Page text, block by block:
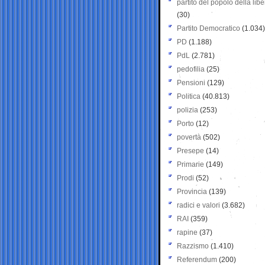
partito del popolo della
(30)
Partito Democratico (1.034)
PD (1.188)
PdL (2.781)
pedofilia (25)
Pensioni (129)
Politica (40.813)
polizia (253)
Porto (12)
povertà (502)
Presepe (14)
Primarie (149)
Prodi (52)
Provincia (139)
radici e valori (3.682)
RAI (359)
rapine (37)
Razzismo (1.410)
Referendum (200)